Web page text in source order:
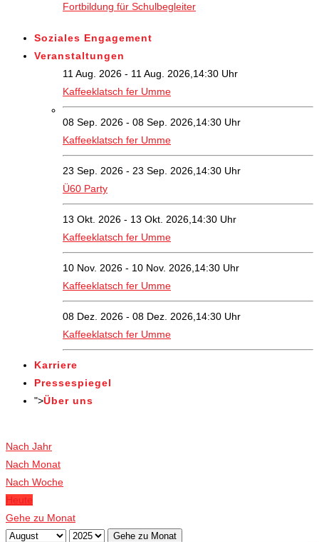
Fortbildung für Schulbegleiter
Soziales Engagement
Veranstaltungen
11 Aug. 2026 - 11 Aug. 2026,14:30 Uhr
Kaffeeklatsch fer Umme
08 Sep. 2026 - 08 Sep. 2026,14:30 Uhr
Kaffeeklatsch fer Umme
23 Sep. 2026 - 23 Sep. 2026,14:30 Uhr
Ü60 Party
13 Okt. 2026 - 13 Okt. 2026,14:30 Uhr
Kaffeeklatsch fer Umme
10 Nov. 2026 - 10 Nov. 2026,14:30 Uhr
Kaffeeklatsch fer Umme
08 Dez. 2026 - 08 Dez. 2026,14:30 Uhr
Kaffeeklatsch fer Umme
Karriere
Pressespiegel
">Über uns
Nach Jahr
Nach Monat
Nach Woche
Heute
Gehe zu Monat
Gehe zu Monat